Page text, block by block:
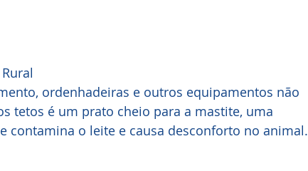
ordenhadeiras e outros equipamentos não
tetos é um prato cheio para a mastite, uma
contamina o leite e causa desconforto no animal.